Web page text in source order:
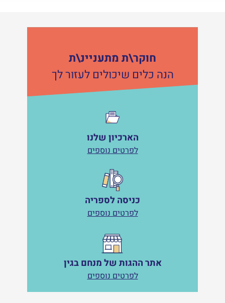
חוקר\ת מתעניינ\ת
הנה כלים שיכולים לעזור לך
הארכיון שלנו
לפרטים נוספים
כניסה לספריה
לפרטים נוספים
אתר ההגות של מנחם בגין
לפרטים נוספים